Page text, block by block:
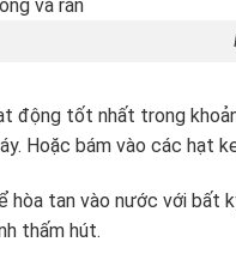
động tốt nhất trong
Hoặc bám vào các hạt
hòa tan vào nước với bất
thấm hút.